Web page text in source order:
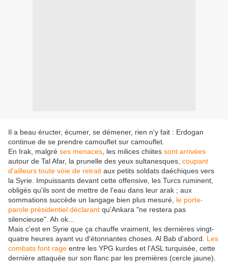
Il a beau éructer, écumer, se démener, rien n'y fait : Erdogan
continue de se prendre camouflet sur camouflet.
En Irak, malgré ses menaces , les milices chiites sont arrivées
autour de Tal Afar, la prunelle des yeux sultanesques, coupant
d'ailleurs toute voie de retrait aux petits soldats daéchiques vers
la Syrie. Impuissants devant cette offensive, les Turcs ruminent,
obligés qu'ils sont de mettre de l'eau dans leur arak ; aux
sommations succède un langage bien plus mesuré, le porte-
parole présidentiel déclarant qu'Ankara "ne restera pas
silencieuse". Ah ok...
Mais c'est en Syrie que ça chauffe vraiment, les dernières vingt-
quatre heures ayant vu d'étonnantes choses. Al Bab d'abord. Les
combats font rage entre les YPG kurdes et l'ASL turquisée, cette
dernière attaquée sur son flanc par les premières (cercle jaune).